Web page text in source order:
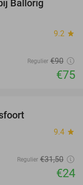
Ballorig
9.2 star
Regulier €90
€75
9.4 star
Regulier €31,50
€24